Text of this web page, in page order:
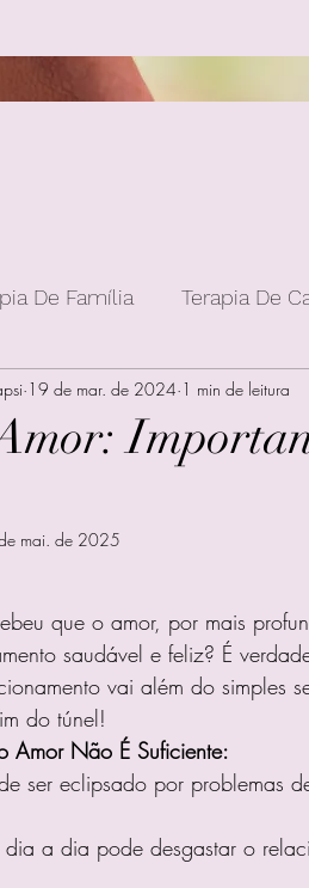
De Família Terapia De
19 de mar. de 2024 1 min de leitura
mai. de 2025
com NaN de 5 estrelas.
que o amor, por mais
saudável e feliz? É
vai além do simples
do túnel!
Amor Não É Suficiente:
ser eclipsado por problemas
a dia pode desgastar o